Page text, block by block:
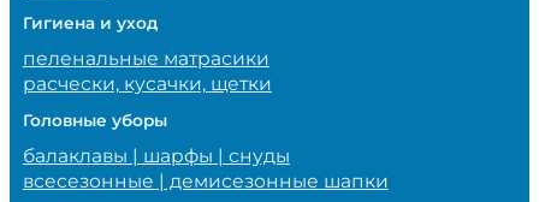
Гигиена и уход
пеленальные матрасики
расчески, кусачки, щетки
Головные уборы
балаклавы | шарфы | снуды
всесезонные | демисезонные шапки